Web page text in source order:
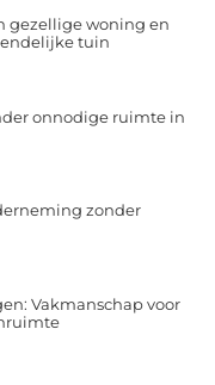
gezellige woning en
tuin
onnodige ruimte in
zonder
Vakmanschap voor